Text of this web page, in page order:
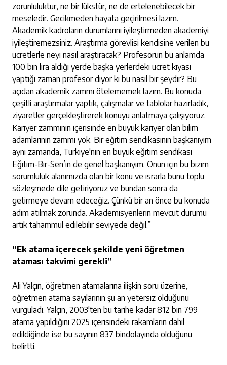
zorunluluktur, ne bir lükstür, ne de ertelenebilecek bir
meseledir. Gecikmeden hayata geçirilmesi lazım.
Akademik kadroların durumlarını iyileştirmeden akademiyi
iyileştiremezsiniz. Araştırma görevlisi kendisine verilen bu
ücretlerle neyi nasıl araştıracak? Profesörün bu anlamda
100 bin lira aldığı yerde başka yerlerdeki ücret kıyası
yaptığı zaman profesör diyor ki bu nasıl bir şeydir? Bu
açıdan akademik zammı ötelememek lazım. Bu konuda
çeşitli araştırmalar yaptık, çalışmalar ve tablolar hazırladık,
ziyaretler gerçekleştirerek konuyu anlatmaya çalışıyoruz.
Kariyer zammının içerisinde en büyük kariyer olan bilim
adamlarının zammı yok. Bir eğitim sendikasının başkanıyım
aynı zamanda, Türkiye'nin en büyük eğitim sendikası
Eğitim-Bir-Sen’in de genel başkanıyım. Onun için bu bizim
sorumluluk alanımızda olan bir konu ve ısrarla bunu toplu
sözleşmede dile getiriyoruz ve bundan sonra da
getirmeye devam edeceğiz. Çünkü bir an önce bu konuda
adım atılmak zorunda. Akademisyenlerin mevcut durumu
artık tahammül edilebilir seviyede değil.”
“Ek atama içerecek şekilde yeni öğretmen
ataması takvimi gerekli”
Ali Yalçın, öğretmen atamalarına ilişkin soru üzerine,
öğretmen atama sayılarının şu an yetersiz olduğunu
vurguladı. Yalçın, 2003'ten bu tarihe kadar 812 bin 799
atama yapıldığını 2025 içerisindeki rakamların dahil
edildiğinde ise bu sayının 837 bindolayında olduğunu
belirtti.